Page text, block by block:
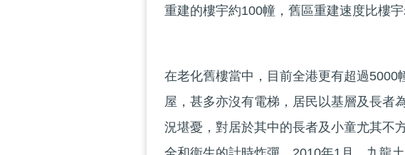
重建的樓宇約100幢，舊區重建速度比樓
在老化舊樓當中，目前全港更有超過
屋，甚多亦沒有電梯，居民以基層及長者
況堪憂，對居於其中的長者及小童尤其不